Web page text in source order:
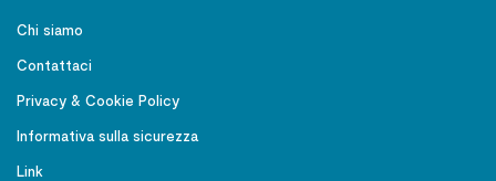
Chi siamo
Contattaci
Privacy & Cookie Policy
Informativa sulla sicurezza
Link